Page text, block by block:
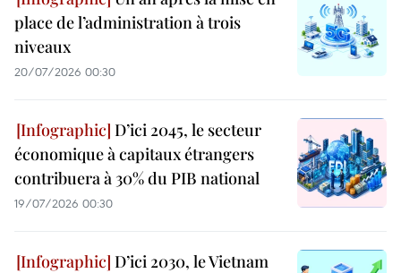
place de l’administration à trois
niveaux
20/07/2026 00:30
D’ici 2045, le secteur
économique à capitaux étrangers
contribuera à 30% du PIB national
19/07/2026 00:30
D’ici 2030, le Vietnam